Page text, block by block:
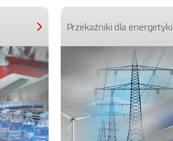
Przekaźniki dla energetyki